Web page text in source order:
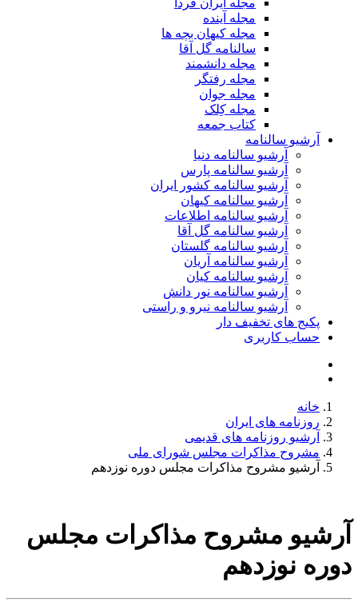
مجله ایران فردا
مجله آینده
مجله کیهان بچه ها
سالنامه گل آقا
مجله دانشمند
مجله رفتگر
مجله جوان
مجله کِلک
کتاب جمعه
آرشیو سالنامه
آرشیو سالنامه دنیا
آرشیو سالنامه پارس
آرشیو سالنامه کشور ایران
آرشیو سالنامه کیهان
آرشیو سالنامه اطلاعات
آرشیو سالنامه گل آقا
آرشیو سالنامه گلستان
آرشیو سالنامه آریان
آرشیو سالنامه کیان
آرشیو سالنامه نور دانش
آرشیو سالنامه نیرو و راستی
پکیج های تخفیف دار
حساب کاربری
خانه
روزنامه های ایران
آرشیو روزنامه های قدیمی
مشروح مذاکرات مجلس شورای ملی
آرشیو مشروح مذاکرات مجلس دوره نوزدهم
آرشیو مشروح مذاکرات مجلس
دوره نوزدهم